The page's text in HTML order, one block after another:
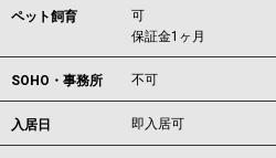
ペット飼育
可
保証金1ヶ月
SOHO・事務所 不可
入居日 即入居可